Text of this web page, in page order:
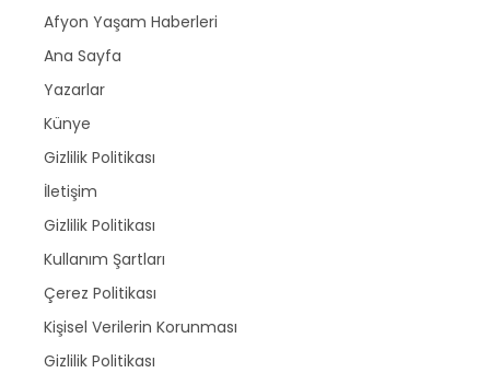
Afyon Yaşam Haberleri
Ana Sayfa
Yazarlar
Künye
Gizlilik Politikası
İletişim
Gizlilik Politikası
Kullanım Şartları
Çerez Politikası
Kişisel Verilerin Korunması
Gizlilik Politikası